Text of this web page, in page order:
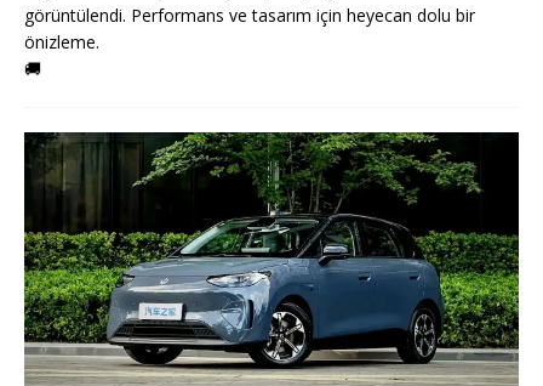
görüntülendi. Performans ve tasarım için heyecan dolu bir
önizleme.
🚚